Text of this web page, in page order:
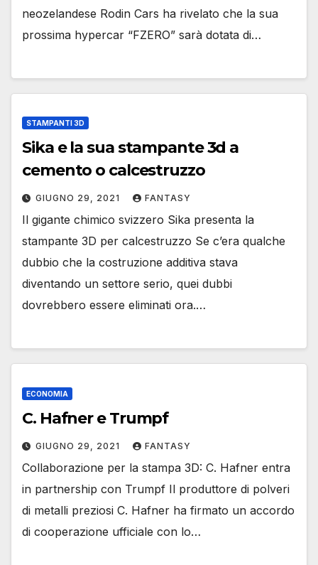
neozelandese Rodin Cars ha rivelato che la sua
prossima hypercar “FZERO” sarà dotata di…
STAMPANTI 3D
Sika e la sua stampante 3d a
cemento o calcestruzzo
GIUGNO 29, 2021 FANTASY
Il gigante chimico svizzero Sika presenta la
stampante 3D per calcestruzzo Se c’era qualche
dubbio che la costruzione additiva stava
diventando un settore serio, quei dubbi
dovrebbero essere eliminati ora.…
ECONOMIA
C. Hafner e Trumpf
GIUGNO 29, 2021 FANTASY
Collaborazione per la stampa 3D: C. Hafner entra
in partnership con Trumpf Il produttore di polveri
di metalli preziosi C. Hafner ha firmato un accordo
di cooperazione ufficiale con lo…